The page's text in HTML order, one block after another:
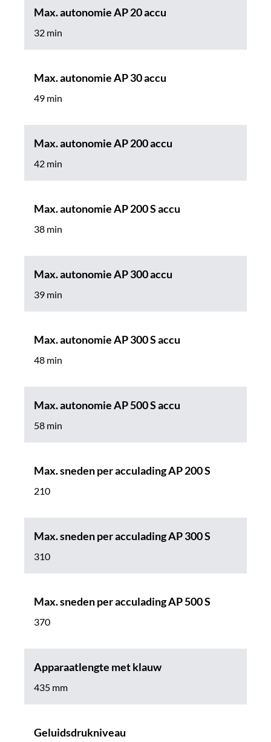
Max. autonomie AP 20 accu
32 min
Max. autonomie AP 30 accu
49 min
Max. autonomie AP 200 accu
42 min
Max. autonomie AP 200 S accu
38 min
Max. autonomie AP 300 accu
39 min
Max. autonomie AP 300 S accu
48 min
Max. autonomie AP 500 S accu
58 min
Max. sneden per acculading AP 200 S
210
Max. sneden per acculading AP 300 S
310
Max. sneden per acculading AP 500 S
370
Apparaatlengte met klauw
435 mm
Geluidsdrukniveau